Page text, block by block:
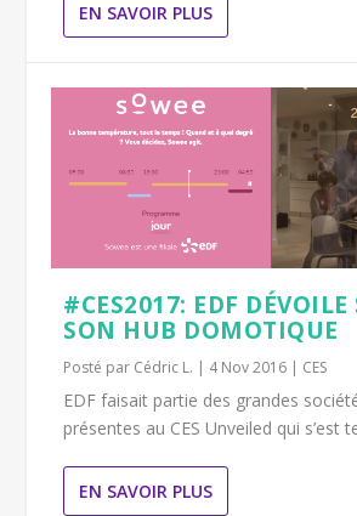
EN SAVOIR PLUS
#CES2017: EDF DÉVOILE
SON HUB DOMOTIQUE
Posté par Cédric L. | 4 Nov 2016 | CES
EDF faisait partie des grandes
présentes au CES Unveiled qui s’est
EN SAVOIR PLUS